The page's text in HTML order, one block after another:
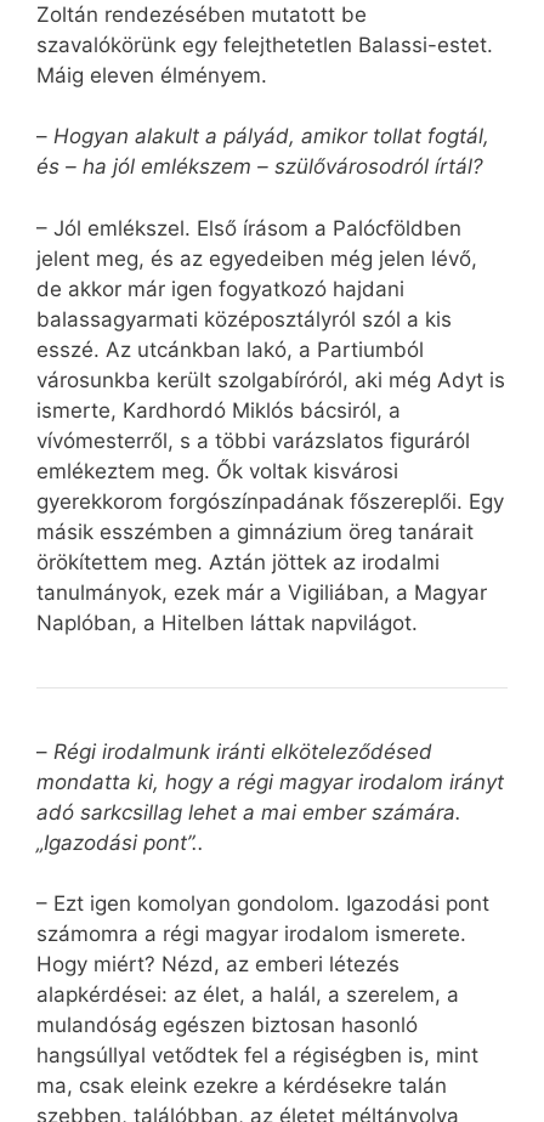
Zoltán rendezésében mutatott be
szavalókörünk egy felejthetetlen Balassi-estet.
Máig eleven élményem.
– Hogyan alakult a pályád, amikor tollat fogtál,
és – ha jól emlékszem – szülővárosodról írtál?
– Jól emlékszel. Első írásom a Palócföldben
jelent meg, és az egyedeiben még jelen lévő,
de akkor már igen fogyatkozó hajdani
balassagyarmati középosztályról szól a kis
esszé. Az utcánkban lakó, a Partiumból
városunkba került szolgabíróról, aki még Adyt is
ismerte, Kardhordó Miklós bácsiról, a
vívómesterről, s a többi varázslatos figuráról
emlékeztem meg. Ők voltak kisvárosi
gyerekkorom forgószínpadának főszereplői. Egy
másik esszémben a gimnázium öreg tanárait
örökítettem meg. Aztán jöttek az irodalmi
tanulmányok, ezek már a Vigiliában, a Magyar
Naplóban, a Hitelben láttak napvilágot.
– Régi irodalmunk iránti elköteleződésed
mondatta ki, hogy a régi magyar irodalom irányt
adó sarkcsillag lehet a mai ember számára.
„Igazodási pont”..
– Ezt igen komolyan gondolom. Igazodási pont
számomra a régi magyar irodalom ismerete.
Hogy miért? Nézd, az emberi létezés
alapkérdései: az élet, a halál, a szerelem, a
mulandóság egészen biztosan hasonló
hangsúllyal vetődtek fel a régiségben is, mint
ma, csak eleink ezekre a kérdésekre talán
szebben, találóbban, az életet méltányolva